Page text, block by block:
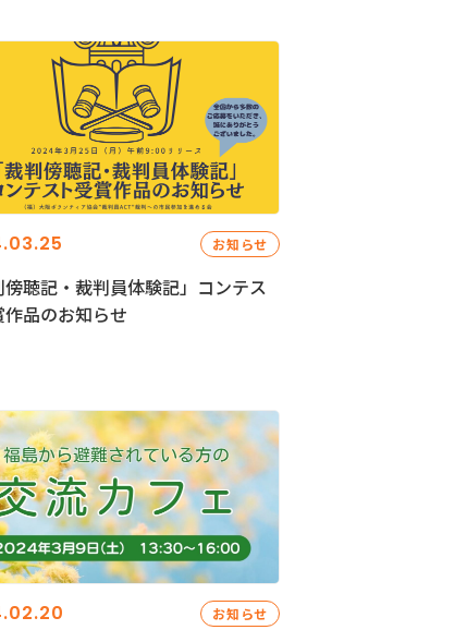
お知らせ
傍聴記・裁判員体験記」コンテス
作品のお知らせ
お知らせ